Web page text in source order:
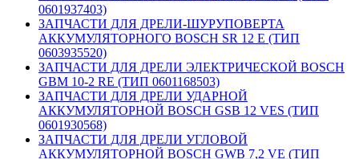
0601937403)
ЗАПЧАСТИ ДЛЯ ДРЕЛИ-ШУРУПОВЕРТА
АККУМУЛЯТОРНОГО BOSCH SR 12 E (ТИП
0603935520)
ЗАПЧАСТИ ДЛЯ ДРЕЛИ ЭЛЕКТРИЧЕСКОЙ BOSCH
GBM 10-2 RE (ТИП 0601168503)
ЗАПЧАСТИ ДЛЯ ДРЕЛИ УДАРНОЙ
АККУМУЛЯТОРНОЙ BOSCH GSB 12 VES (ТИП
0601930568)
ЗАПЧАСТИ ДЛЯ ДРЕЛИ УГЛОВОЙ
АККУМУЛЯТОРНОЙ BOSCH GWB 7,2 VE (ТИП